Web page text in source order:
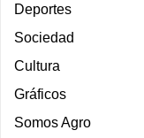
Deportes
Sociedad
Cultura
Gráficos
Somos Agro